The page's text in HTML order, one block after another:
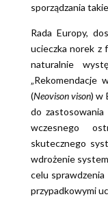
sporządzania
Rada Europy,
ucieczka norek z
naturalnie
„Rekomendacje
(Neovison vison) w
do
wczesnego
skutecznego
wdrożenie
celu sprawdzenia
przypadkowymi